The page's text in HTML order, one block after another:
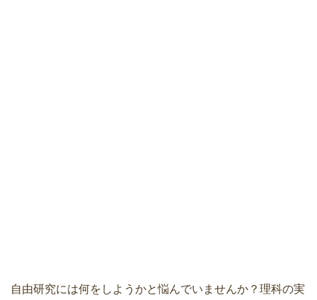
自由研究には何をしようかと悩んでいませんか？理科の実